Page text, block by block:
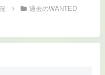
過去のWANTED